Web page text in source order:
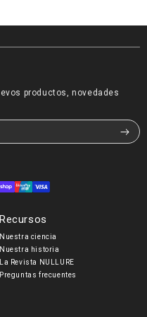
mujer chilena
productos, novedades
Recursos
Nuestra ciencia
Nuestra historia
La Revista NULLURE
Preguntas frecuentes